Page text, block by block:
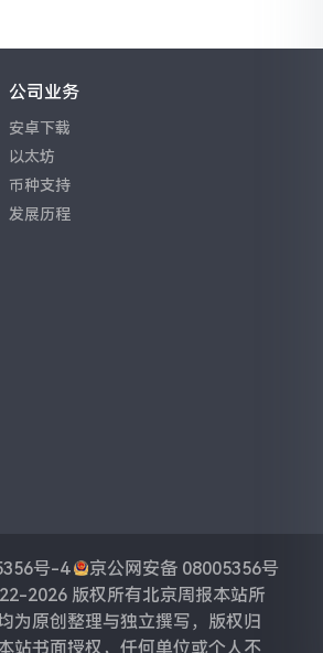
公司业务
安卓下载
以太坊
币种支持
发展历程
号-4
京公网安备 08005356号
2026 版权所有北京周报本站所
为原创整理与独立撰写，版权归
站书面授权，任何单位或个人不